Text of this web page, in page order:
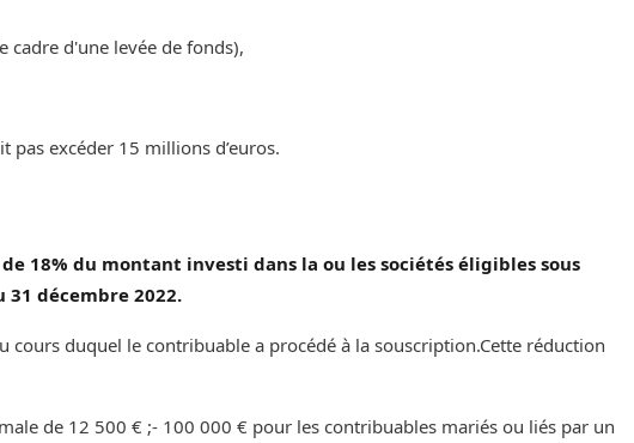
cadre d'une levée de fonds),
pas excéder 15 millions d’euros.
18% du montant investi dans la ou les sociétés éligibles sous
31 décembre 2022.
cours duquel le contribuable a procédé à la souscription.‌‌‌‌Cette réduction
de 12 500 € ;- 100 000 € pour les contribuables mariés ou liés par un